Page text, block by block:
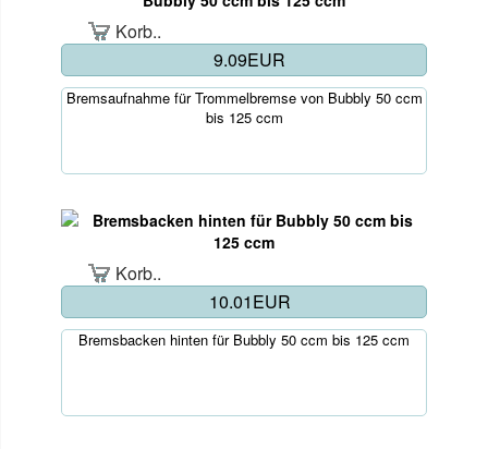
Korb..
9.09EUR
Bremsaufnahme für Trommelbremse von Bubbly 50 ccm
bis 125 ccm
Korb..
10.01EUR
Bremsbacken hinten für Bubbly 50 ccm bis 125 ccm